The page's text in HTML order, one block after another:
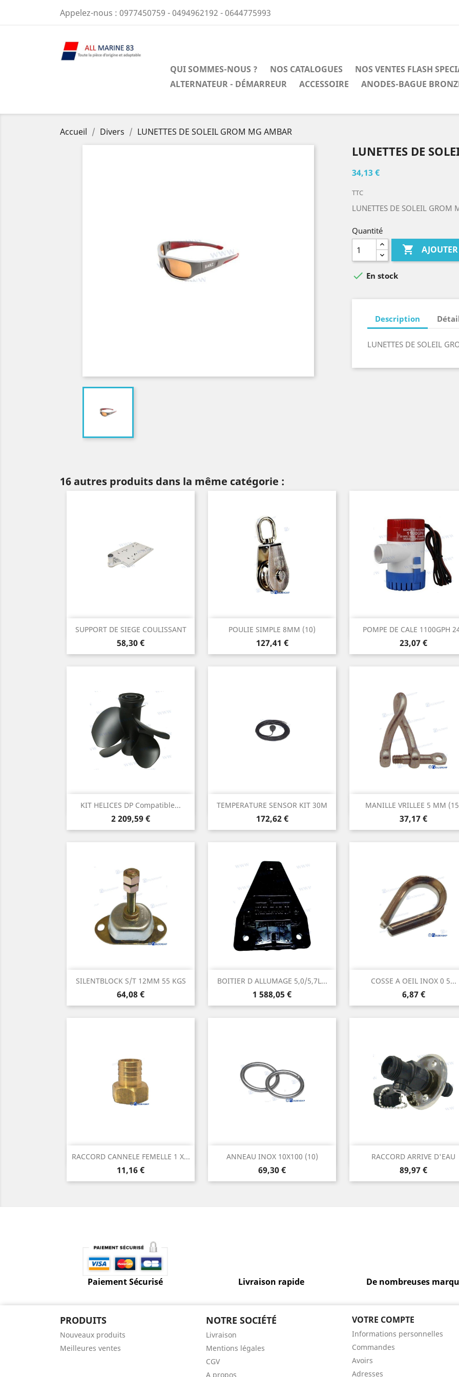
Appelez-nous : 0977450759 - 0494962192 - 0644775993
QUI SOMMES-NOUS ? NOS CATALOGUES NOS VENTES FLASH
ALTERNATEUR - DÉMARREUR
ACCESSOIRE ANODES-BAGUE
Accueil Divers LUNETTES DE SOLEIL GROM MG AMBAR
LUNETTES DE
34,13 €
TTC
LUNETTES DE SOLEIL GROM
Quantité

 En stock
Description
LUNETTES DE SOLEIL
16 autres produits dans la même catégorie :
SUPPORT DE SIEGE COULISSANT
Prix
58,30 €
 Aperçu rapide POULIE SIMPLE 8MM (10)
Prix
127,41 €
Aperçu rapide POMPE DE CALE 1100GPH
Prix
23,07 €
Aperçu rapide
KIT HELICES DP Compatible...
Prix
2 209,59 €
Aperçu rapide TEMPERATURE SENSOR KIT 30M
Prix
172,62 €
Aperçu rapide MANILLE VRILLEE 5 MM
Prix
37,17 €
Aperçu rapide
SILENTBLOCK S/T 12MM 55 KGS
Prix
64,08 €
Aperçu rapide BOITIER D ALLUMAGE 5,0/5,7L...
Prix
1 588,05 €
Aperçu rapide COSSE A OEIL INOX 0 5...
Prix
6,87 €
Aperçu rapide
RACCORD CANNELE FEMELLE 1 X...
Prix
11,16 €
Aperçu rapide ANNEAU INOX 10X100 (10)
Prix
69,30 €
Aperçu rapide RACCORD ARRIVE D'EAU
Prix
89,97 €
Aperçu rapide
Paiement Sécurisé Livraison rapide De nombreuses
PRODUITS
Nouveaux produits
Meilleures ventes
NOTRE SOCIÉTÉ
Livraison
Mentions légales
CGV
A propos
VOTRE COMPTE
Informations personnelles
Commandes
Avoirs
Adresses